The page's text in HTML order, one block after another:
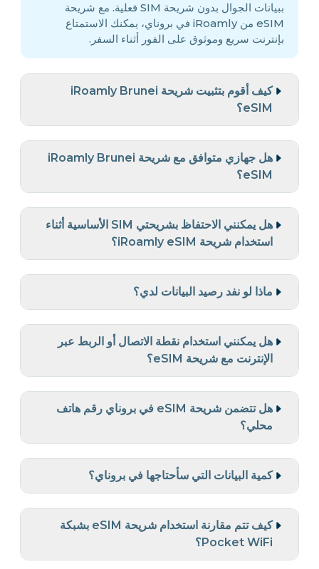
ببيانات الجوال بدون شريحة SIM فعلية. مع شريحة
eSIM من iRoamly في بروناي، يمكنك الاستمتاع
بإنترنت سريع وموثوق على الفور أثناء السفر.
كيف أقوم بتثبيت شريحة iRoamly Brunei
eSIM؟
هل جهازي متوافق مع شريحة iRoamly Brunei
eSIM؟
هل يمكنني الاحتفاظ بشريحتي SIM الأساسية أثناء
استخدام شريحة iRoamly eSIM؟
ماذا لو نفد رصيد البيانات لدي؟
هل يمكنني استخدام نقطة الاتصال أو الربط عبر
الإنترنت مع شريحة eSIM؟
هل تتضمن شريحة eSIM في بروناي رقم هاتف
محلي؟
كمية البيانات التي سأحتاجها في بروناي؟
كيف تتم مقارنة استخدام شريحة eSIM بشبكة
Pocket WiFi؟